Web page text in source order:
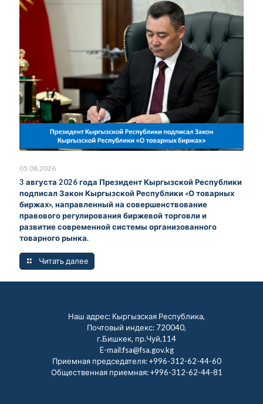
05.08.2026
3 августа 2026 года Президент Кыргызской Республики
подписал Закон Кыргызской Республики «О товарных
биржах», направленный на совершенствование
правового регулирования биржевой торговли и
развитие современной системы организованного
товарного рынка.
Читать далее
Наш адрес: Кыргызская Республика,
Почтовый индекс: 720040,
г.Бишкек, пр.Чуй,114
E-mail:fsa@fsa.gov.kg
Приемная председателя:+996-312-62-44-60
Общественная приемная:+996-312-62-44-81